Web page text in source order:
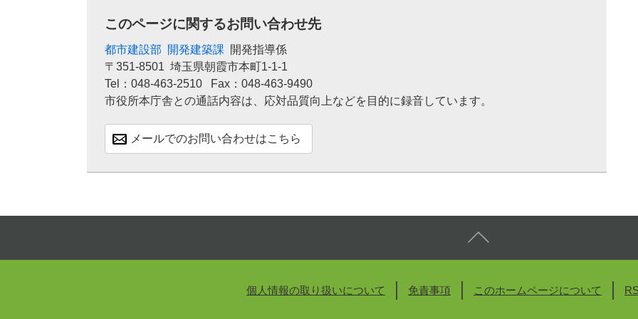
このページに関するお問い合わせ先
都市建設部 開発建築課
開発指導係
〒351-8501 埼玉県朝霞市本町1-1-1
Tel：048-463-2510
Fax：048-463-9490
市役所本庁舎との通話内容は、応対品質向上などを目的に録音しています。
メールでのお問い合わせはこちら
個人情報の取り扱いについて 免責事項 このホームページについて